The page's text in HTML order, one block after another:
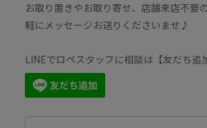
お取り置きやお取り寄せ、店舗来店不要
軽にメッセージお送りくださいませ♪
LINEでロペスタッフに相談は【友だち追